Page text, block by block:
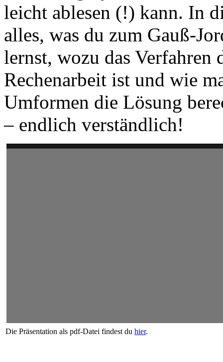
leicht ablesen (!) kann. In
alles, was du zum Gauß-
lernst, wozu das Verfahren
Rechenarbeit ist und wie
Umformen die Lösung
– endlich verständlich!
Die Präsentation als pdf-Datei findest du hier.